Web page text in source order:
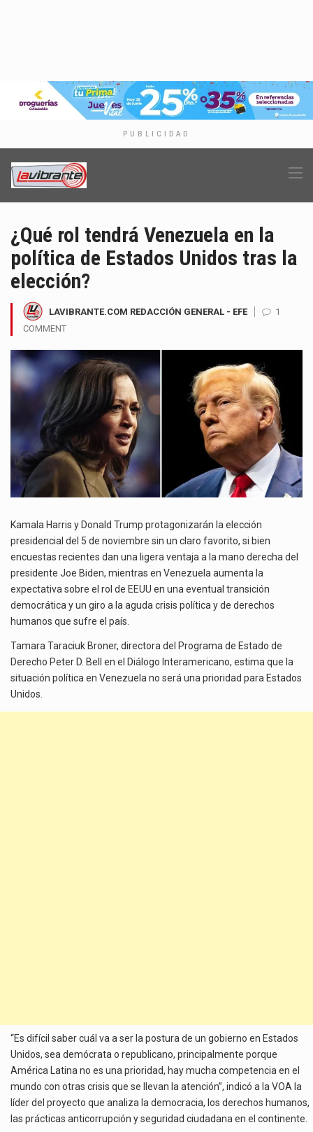
PUBLICIDAD
¿Qué rol tendrá Venezuela en la
política de Estados Unidos tras la
elección?
LAVIBRANTE.COM REDACCIÓN GENERAL - EFE
1
COMMENT
Kamala Harris y Donald Trump protagonizarán la elección
presidencial del 5 de noviembre sin un claro favorito, si bien
encuestas recientes dan una ligera ventaja a la mano derecha del
presidente Joe Biden, mientras en Venezuela aumenta la
expectativa sobre el rol de EEUU en una eventual transición
democrática y un giro a la aguda crisis política y de derechos
humanos que sufre el país.
Tamara Taraciuk Broner, directora del Programa de Estado de
Derecho Peter D. Bell en el Diálogo Interamericano, estima que la
situación política en Venezuela no será una prioridad para Estados
Unidos.
“Es difícil saber cuál va a ser la postura de un gobierno en Estados
Unidos, sea demócrata o republicano, principalmente porque
América Latina no es una prioridad, hay mucha competencia en el
mundo con otras crisis que se llevan la atención”, indicó a la VOA la
líder del proyecto que analiza la democracia, los derechos humanos,
las prácticas anticorrupción y seguridad ciudadana en el continente.